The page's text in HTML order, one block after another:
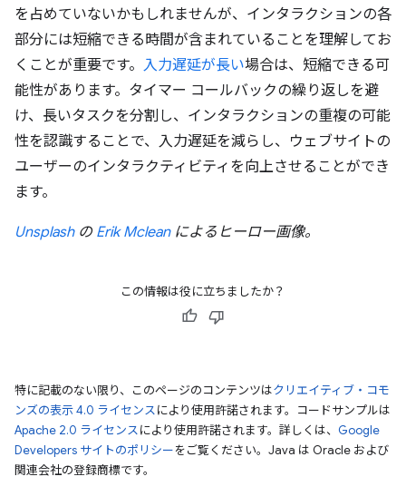
を占めていないかもしれませんが、インタラクションの各
部分には短縮できる時間が含まれていることを理解してお
くことが重要です。 入力遅延が長い場合は、短縮できる可
能性があります。タイマー コールバックの繰り返しを避
け、長いタスクを分割し、インタラクションの重複の可能
性を認識することで、入力遅延を減らし、ウェブサイトの
ユーザーのインタラクティビティを向上させることができ
ます。
Unsplashの Erik Mcleanによるヒーロー画像。
この情報は役に立ちましたか？
特に記載のない限り、このページのコンテンツはクリエイティブ・コモ
ンズの表示 4.0 ライセンスにより使用許諾されます。コードサンプルは
Apache 2.0 ライセンスにより使用許諾されます。詳しくは、 Google
Developers サイトのポリシーをご覧ください。Java は Oracle および
関連会社の登録商標です。